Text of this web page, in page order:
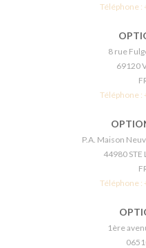
Téléphone :
8 rue
69120
Téléphone :
P.A. Maison
44980 STE
Téléphone :
1ère